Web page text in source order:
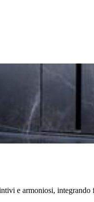
e armoniosi,